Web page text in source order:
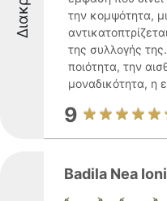
την κομψότητα,
της συλλογής
ποιότητα, την
μοναδικότητα, η
9
Badila Nea